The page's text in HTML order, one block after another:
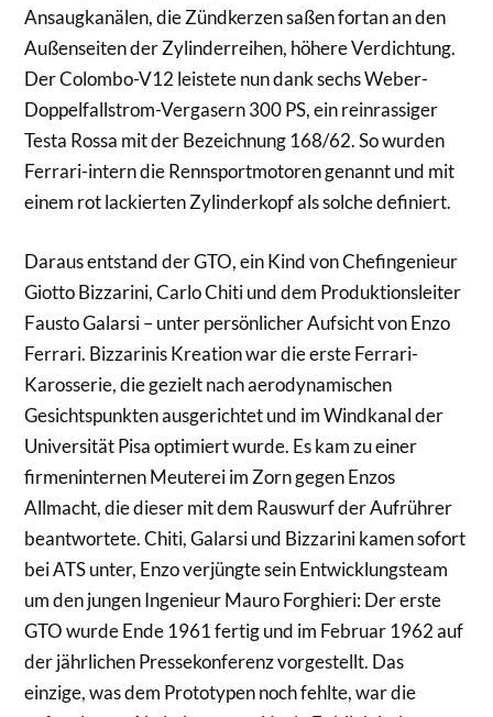
Ansaugkanälen, die Zündkerzen saßen fortan an den
Außenseiten der Zylinderreihen, höhere Verdichtung.
Der Colombo-V12 leistete nun dank sechs Weber-
Doppelfallstrom-Vergasern 300 PS, ein reinrassiger
Testa Rossa mit der Bezeichnung 168/62. So wurden
Ferrari-intern die Rennsportmotoren genannt und mit
einem rot lackierten Zylinderkopf als solche definiert.
Daraus entstand der GTO, ein Kind von Chefingenieur
Giotto Bizzarini, Carlo Chiti und dem Produktionsleiter
Fausto Galarsi – unter persönlicher Aufsicht von Enzo
Ferrari. Bizzarinis Kreation war die erste Ferrari-
Karosserie, die gezielt nach aerodynamischen
Gesichtspunkten ausgerichtet und im Windkanal der
Universität Pisa optimiert wurde. Es kam zu einer
firmeninternen Meuterei im Zorn gegen Enzos
Allmacht, die dieser mit dem Rauswurf der Aufrührer
beantwortete. Chiti, Galarsi und Bizzarini kamen sofort
bei ATS unter, Enzo verjüngte sein Entwicklungsteam
um den jungen Ingenieur Mauro Forghieri: Der erste
GTO wurde Ende 1961 fertig und im Februar 1962 auf
der jährlichen Pressekonferenz vorgestellt. Das
einzige, was dem Prototypen noch fehlte, war die